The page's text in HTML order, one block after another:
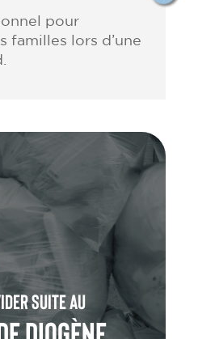
pour
familles lors d’une
suite au